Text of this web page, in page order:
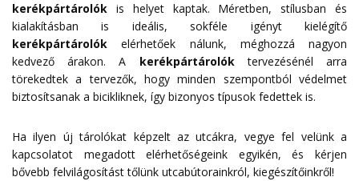
kerékpártárolók is helyet kaptak. Méretben, stílusban és
kialakításban is ideális, sokféle igényt kielégítő
kerékpártárolók elérhetőek nálunk, méghozzá nagyon
kedvező árakon. A kerékpártárolóktervezésénél arra
törekedtek a tervezők, hogy minden szempontból védelmet
biztosítsanak a bicikliknek, így bizonyos típusok fedettek is.
Ha ilyen új tárolókat képzelt az utcákra, vegye fel velünk a
kapcsolatot megadottelérhetőségeink egyikén, és kérjen
bővebb felvilágosítást tőlünk utcabútorainkról, kiegészítőinkről!